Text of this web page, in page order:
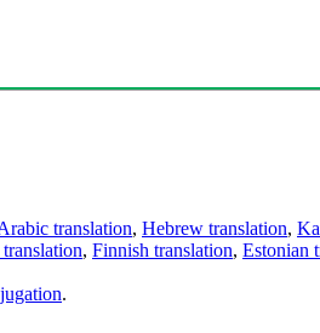
translation, Hebrew translation,
, Finnish translation, Estonian
.